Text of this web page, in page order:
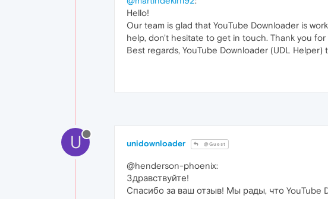
Hello!
Our team is glad that YouTube Downloader is
help, don't hesitate to get in touch. Thank you
Best regards, YouTube Downloader (UDL Helper)
U unidownloader @Guest
@henderson-phoenix:
Здравствуйте!
Спасибо за ваш отзыв! Мы рады, что YouTube